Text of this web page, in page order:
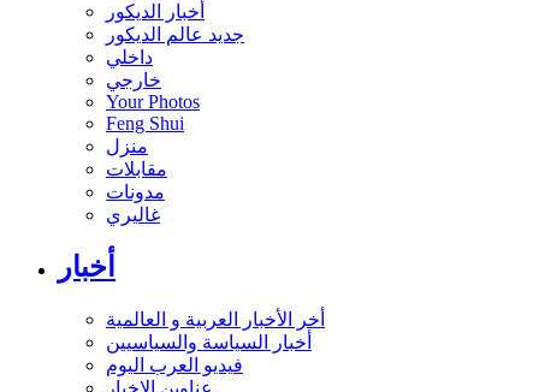
أخبار الديكور
جديد عالم الديكور
داخلي
خارجي
Your Photos
Feng Shui
منزل
مقابلات
مدونات
غاليري
أخبار
أخر الأخبار العربية و العالمية
أخبار السياسة والسياسيين
فيديو العرب اليوم
عناوين الاخبار